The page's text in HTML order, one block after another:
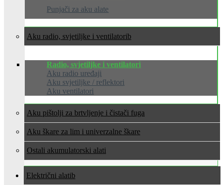
Punjači za aku alate
Aku radio, svjetiljke i ventilatori
Radio, svjetiljke i ventilatori
Aku radio uređaji
Aku svjetiljke / reflektori
Aku ventilatori
Aku pištolji za brtvljenje i čistači fuga
Aku škare za lim i univerzalne škare
Ostali akumulatorski alati
Električni alati